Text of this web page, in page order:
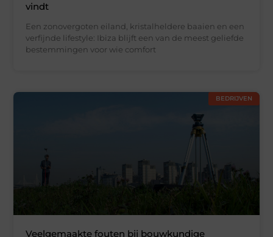
vindt
Een zonovergoten eiland, kristalheldere baaien en een
verfijnde lifestyle: Ibiza blijft een van de meest geliefde
bestemmingen voor wie comfort
BEDRIJVEN
Veelgemaakte fouten bij bouwkundige